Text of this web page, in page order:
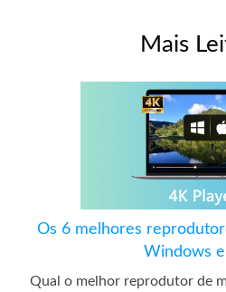
Mais
Os 6 melhores
Windows
Qual o melhor reprodutor de